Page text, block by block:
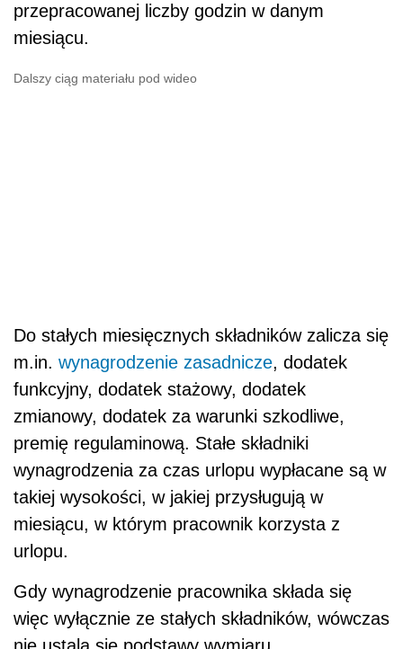
przepracowanej liczby godzin w danym
miesiącu.
Dalszy ciąg materiału pod wideo
Do stałych miesięcznych składników zalicza się
m.in. wynagrodzenie zasadnicze, dodatek
funkcyjny, dodatek stażowy, dodatek
zmianowy, dodatek za warunki szkodliwe,
premię regulaminową. Stałe składniki
wynagrodzenia za czas urlopu wypłacane są w
takiej wysokości, w jakiej przysługują w
miesiącu, w którym pracownik korzysta z
urlopu.
Gdy wynagrodzenie pracownika składa się
więc wyłącznie ze stałych składników, wówczas
nie ustala się podstawy wymiaru